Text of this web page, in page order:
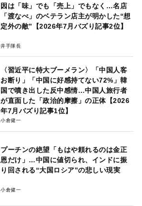
因は「味」でも「売上」でもなく…名店
「渡なべ」のベテラン店主が明かした“想
定外の敵”【2026年7月バズり記事2位】
井手隊長
〈習近平に特大ブーメラン〉「中国人客
お断り」「中国に好感持てない72%」韓
国で噴き出した反中感情…中国人旅行者
が直面した「政治的摩擦」の正体【2026
年7月バズり記事1位】
小倉健一
プーチンの絶望「もはや頼れるのは金正
恩だけ」…中国に値切られ、インドに振
り回される“大国ロシア”の悲しい現実
小倉健一